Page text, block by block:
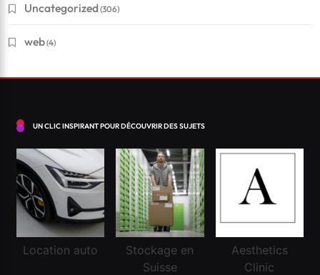
Uncategorized(306)
web(4)
UN CLIC INSPIRANT POUR DÉCOUVRIR DES SUJETS
Location auto
Stockage en
Suisse
Aesthetics
Clinic
Janvier 14, 2026
Financement